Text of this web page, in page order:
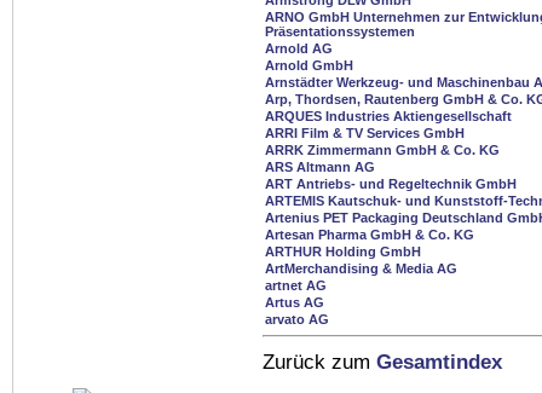
ARNO GmbH Unternehmen zur
Präsentationssystemen
Arnold AG
Arnold GmbH
Arnstädter Werkzeug- und Maschinenbau
Arp, Thordsen, Rautenberg GmbH & Co.
ARQUES Industries Aktiengesellschaft
ARRI Film & TV Services GmbH
ARRK Zimmermann GmbH & Co. KG
ARS Altmann AG
ART Antriebs- und Regeltechnik GmbH
ARTEMIS Kautschuk- und Kunststoff-
Artenius PET Packaging Deutschland
Artesan Pharma GmbH & Co. KG
ARTHUR Holding GmbH
ArtMerchandising & Media AG
artnet AG
Artus AG
arvato AG
Zurück zum Gesamtindex